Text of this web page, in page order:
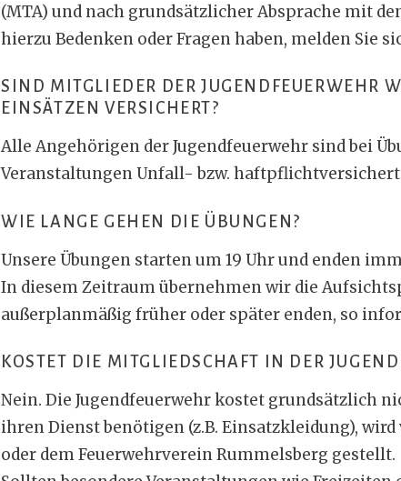
(MTA) und nach grundsätzlicher Absprache mit
hierzu Bedenken oder Fragen haben, melden Sie
SIND MITGLIEDER DER JUGENDFEUERWEHR
EINSÄTZEN VERSICHERT?
Alle Angehörigen der Jugendfeuerwehr sind bei
Veranstaltungen Unfall- bzw.
WIE LANGE GEHEN DIE ÜBUNGEN?
Unsere Übungen starten um 19 Uhr und enden
In diesem Zeitraum übernehmen wir die
außerplanmäßig früher oder später enden, so
KOSTET DIE MITGLIEDSCHAFT IN DER
Nein. Die Jugendfeuerwehr kostet grundsätzlich
ihren Dienst benötigen (z.B. Einsatzkleidung),
oder dem Feuerwehrverein Rummelsberg gestellt.